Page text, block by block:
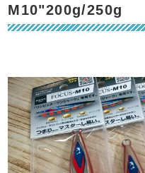
M10"200g/250g